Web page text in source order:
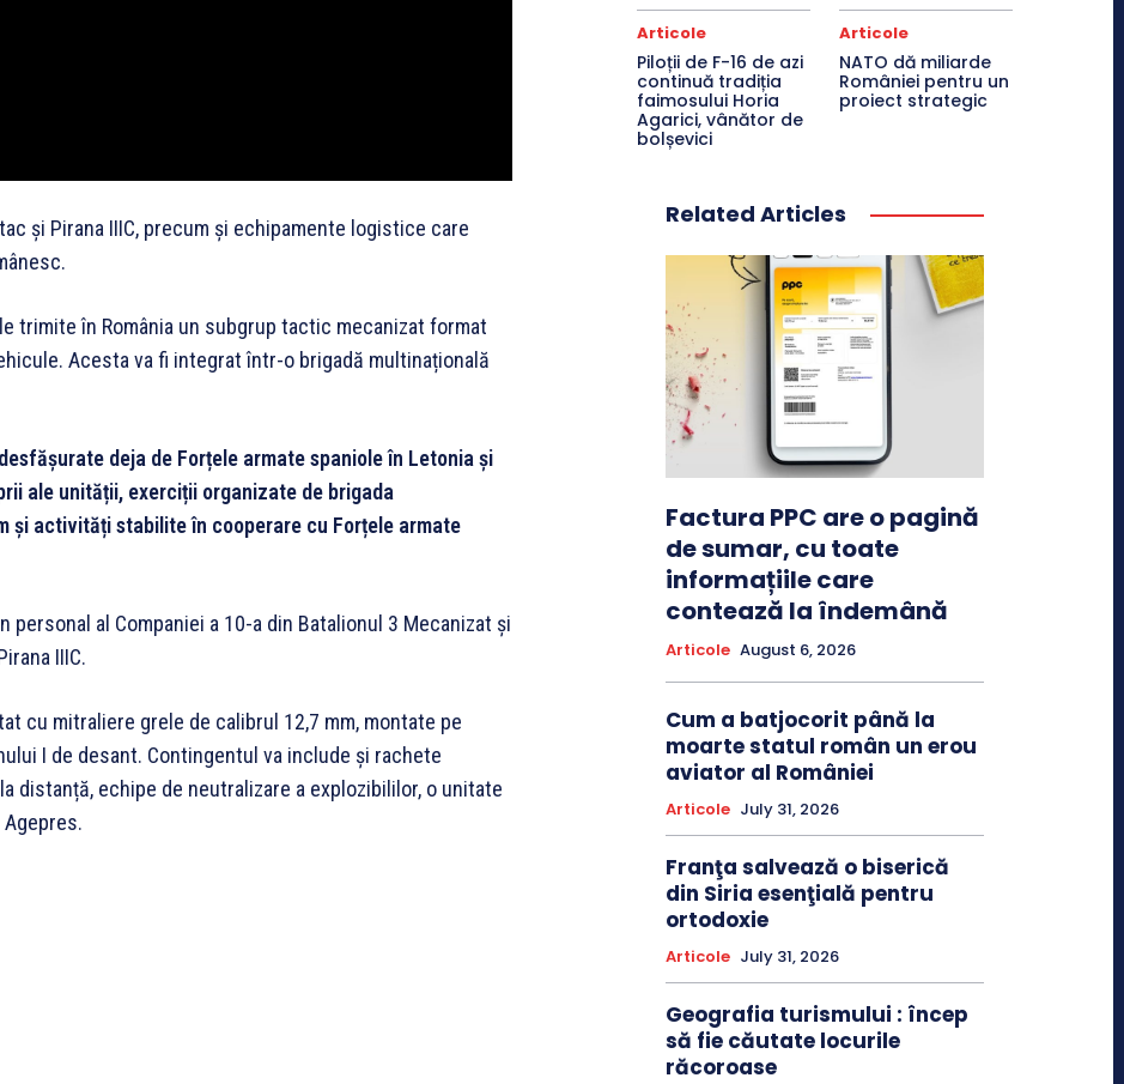
și Pirana IIIC, precum și echipamente logistice care
trimite în România un subgrup tactic mecanizat format
Acesta va fi integrat într-o brigadă multinațională
deja de Forțele armate spaniole în Letonia și
ale unității, exerciții organizate de brigada
și activități stabilite în cooperare cu Forțele armate
al Companiei a 10-a din Batalionul 3 Mecanizat și
IIIC.
cu mitraliere grele de calibrul 12,7 mm, montate pe
I de desant. Contingentul va include și rachete
distanță, echipe de neutralizare a explozibililor, o unitate
Articole
Piloții de F-16 de azi
continuă tradiția
faimosului Horia
Agarici, vânător de
bolșevici
Articole
NATO dă miliarde
României pentru un
proiect strategic
Related Articles
Factura PPC are o pagină
de sumar, cu toate
informațiile care
contează la îndemână
Articole August 6, 2026
Cum a batjocorit până la
moarte statul român un erou
aviator al României
Articole July 31, 2026
Franţa salvează o biserică
din Siria esenţială pentru
ortodoxie
Articole July 31, 2026
Geografia turismului : încep
să fie căutate locurile
răcoroase